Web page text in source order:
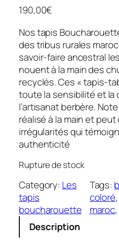
190,00€
Nos tapis
des tribus rurales
savoir-faire ancestral
nouent à la main des
recyclés. Ces « tapis-
toute la sensibilité et la
l’artisanat berbère.
réalisé à la main et
irrégularités qui
authenticité
Rupture de stock
Category: Les
tapis
boucharouette
Tags:
coloré,
maroc,
Description